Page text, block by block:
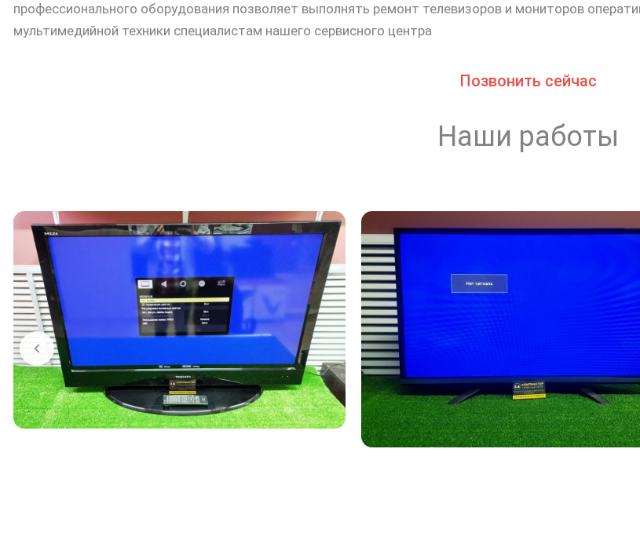
профессионального оборудования позволяет выполнять ремонт телевизоров и мониторов
мультимедийной техники специалистам нашего сервисного центра
Позвонить сейчас
Наши работы